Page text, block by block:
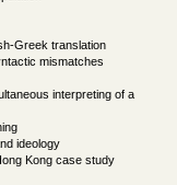
Greek translation
mismatches
interpreting of a
ideology
Kong case study